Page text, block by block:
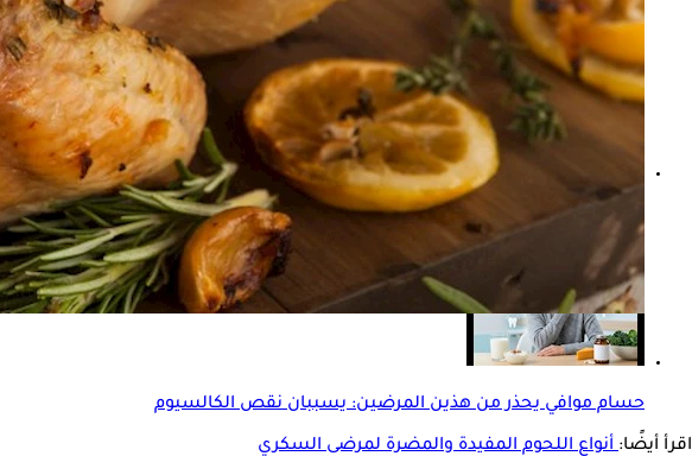
هل يمكن الشفاء من اعتلال الشبكية السكري؟- اعرف التفاصيل
هل نزيف الساقين أحد أعراض مرض السكري؟- طبيب يوضح الأسباب وطرق الوقاية
حسام موافي يحذر من هذين المرضين: يسببان نقص الكالسيوم
اقرأ أيضًا:أنواع اللحوم المفيدة والمضرة لمرضى السكري